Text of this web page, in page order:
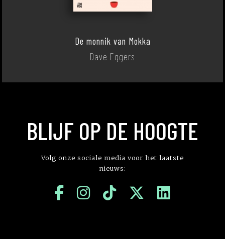
De monnik van Mokka
Dave Eggers
BLIJF OP DE HOOGTE
Volg onze sociale media voor het laatste
nieuws: